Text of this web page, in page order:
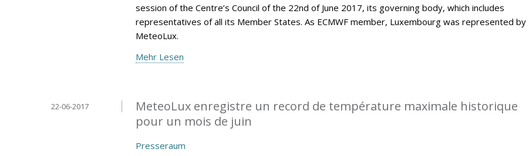
session of the Centre’s Council of the 22nd of June 2017, its governing body, which includes
representatives of all its Member States. As ECMWF member, Luxembourg was represented by
MeteoLux.
Mehr Lesen
MeteoLux enregistre un record de température maximale historique
pour un mois de juin
22-06-2017
Presseraum